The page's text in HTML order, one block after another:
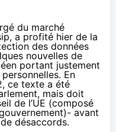
du marché
a profité hier de la
des données
nouvelles de
portant justement
En
ce texte a été
, mais doit
de l’UE (composé
avant
désaccords.